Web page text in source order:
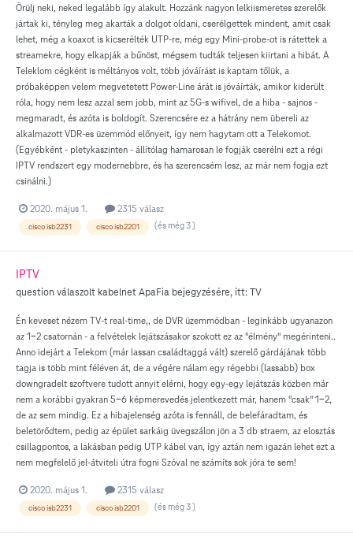
Örülj neki, neked legalább így alakult. Hozzánk nagyon lelkiismeretes szerelők
jártak ki, tényleg meg akarták a dolgot oldani, cserélgettek mindent, amit csak
lehet, még a koaxot is kicserélték UTP-re, még egy Mini-probe-ot is rátettek a
streamekre, hogy elkapják a bűnöst, mégsem tudták teljesen kiirtani a hibát. A
Teleklom cégként is méltányos volt, több jóváírást is kaptam tőlük, a
próbaképpen velem megvetetett Power-Line árát is jóváírták, amikor kiderült
róla, hogy nem lesz azzal sem jobb, mint az 5G-s wifivel, de a hiba - sajnos -
megmaradt, és azóta is boldogít. Szerencsére ez a hátrány nem übereli az
alkalmazott VDR-es üzemmód előnyeit, így nem hagytam ott a Telekomot.
(Egyébként - pletykaszinten - állítólag hamarosan le fogják cserélni ezt a régi
IPTV rendszert egy modernebbre, és ha szerencsém lesz, az már nem fogja ezt
csinálni.)
2020. május 1. 2315 válasz
cisco isb2231 cisco isb2201 (és még 3 )
IPTV
question válaszolt kabelnetApaFia bejegyzésére, itt:TV
Én keveset nézem TV-t real-time,, de DVR üzemmódban - leginkább ugyanazon
az 1-2 csatornán - a felvételek lejátszásakor szokott ez az "élmény" megérinteni..
Anno idejárt a Telekom (már lassan családtaggá vált) szerelő gárdájának több
tagja is több mint féléven át, de a végére nálam egy régebbi (lassabb) box
downgradelt szoftvere tudott annyit elérni, hogy egy-egy lejátszás közben már
nem a korábbi gyakran 5-6 képmerevedés jelentkezett már, hanem "csak" 1-2,
de az sem mindig. Ez a hibajelenség azóta is fennáll, de belefáradtam, és
beletörődtem, pedig az épület sarkáig üvegszálon jön a 3 db straem, az elosztás
csillagpontos, a lakásban pedig UTP kábel van, így aztán nem igazán lehet ezt a
nem megfelelő jel-átviteli útra fogni Szóval ne számíts sok jóra te sem!
2020. május 1. 2315 válasz
cisco isb2231 cisco isb2201 (és még 3 )